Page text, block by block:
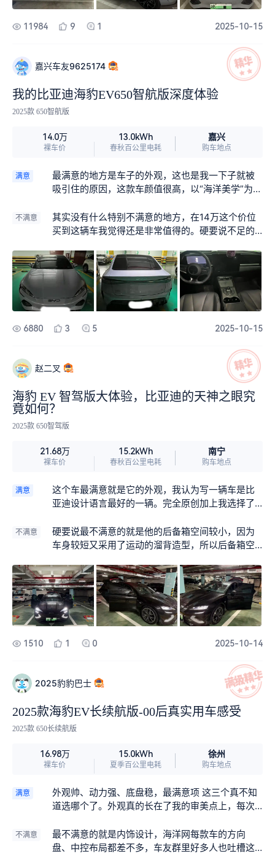
11984 9 1 2025-10-15
嘉兴车友9625174
我的比亚迪海豹EV650智航版深度体验
2025款 650智航版
14.0万
裸车价
13.0kWh
春秋百公里电耗
嘉兴
购车地点
满意
最满意的地方是车子的外观，这也是我一下子就被
吸引住的原因，这款车颜值很高，以“海洋美学”为核
利的LED大灯，有点轿跑的味道。紫色的车漆也给
人一种特别的感觉，不同于我之前拥有的车是千篇
觉。
不满意
其实没有什么特别不满意的地方，在14万这个价位
买到这辆车我觉得还是非常值得的。硬要说不足的
受限于溜背造型后排的头部空间稍微低了点。不过
这些对我的影响不大，因为后排基本不坐人，180身
高的人坐后排也有头部空间。
6880 3 5 2025-10-15
赵二叉
海豹 EV 智驾版大体验，比亚迪的天神之眼究
竟如何？
2025款 650智驾版
21.68万
裸车价
15.2kWh
春秋百公里电耗
南宁
购车地点
满意
这个车最满意就是它的外观，我认为写一辆车是比
亚迪设计语言最好的一辆。完全原创加上我选择了
了。而且他操控灵活“指哪打哪”驾驶体验非常好。
不满意
硬要说最不满意的就是他的后备箱空间较小，因为
车身较短又采用了运动的溜背造型，所以后备箱空
婆来说还是绰绰有余拉啥都可以。
1510 1 0 2025-10-14
2025豹豹巴士
2025款海豹EV长续航版-00后真实用车感受
2025款 650长续航版
16.98万
裸车价
15.0kWh
夏季百公里电耗
徐州
购车地点
满意
外观帅、动力强、底盘稳，最满意项 这三个真不知
道选哪个了。外观真的长在了我的审美点上，每次
片哈哈，操控很好，过弯时车身特别稳，高速一点
不飘 并且提速很快。另外隔音也很好，国庆去自
不满意
最不满意的就是内饰设计，海洋网每款车的方向
盘、中控布局都差不多，车友群里好多人也吐槽这